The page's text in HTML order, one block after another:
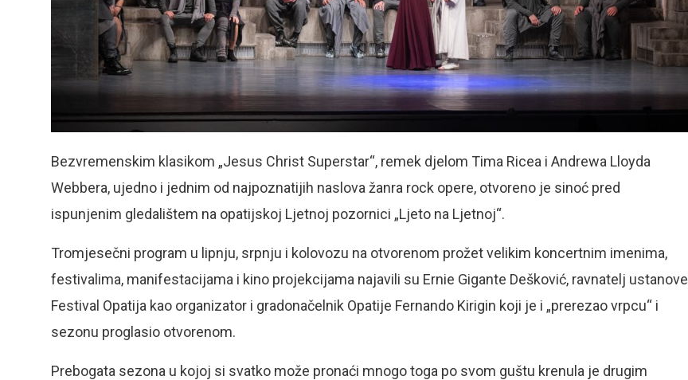
Bezvremenskim klasikom „Jesus Christ Superstar“, remek djelom Tima Ricea i Andrewa Lloyda
Webbera, ujedno i jednim od najpoznatijih naslova žanra rock opere, otvoreno je sinoć pred
ispunjenim gledalištem na opatijskoj Ljetnoj pozornici „Ljeto na Ljetnoj“.
Tromjesečni program u lipnju, srpnju i kolovozu na otvorenom prožet velikim koncertnim imenima,
festivalima, manifestacijama i kino projekcijama najavili su Ernie Gigante Dešković, ravnatelj ustanove
Festival Opatija kao organizator i gradonačelnik Opatije Fernando Kirigin koji je i „prerezao vrpcu“ i
sezonu proglasio otvorenom.
Prebogata sezona u kojoj si svatko može pronaći mnogo toga po svom guštu krenula je drugim